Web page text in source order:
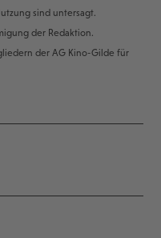
sind untersagt.
der Redaktion.
der AG Kino-Gilde für